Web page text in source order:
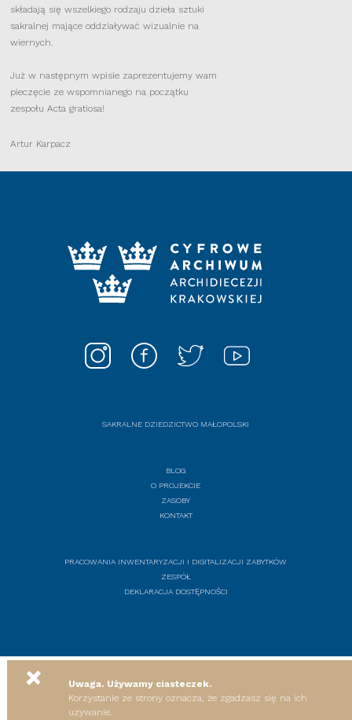
składają się wszelkiego rodzaju dzieła sztuki
sakralnej mające oddziaływać wizualnie na
wiernych.
Już w następnym wpisie zaprezentujemy wam
pieczęcie ze wspomnianego na początku
zespołu Acta gratiosa!
Artur Karpacz
SAKRALNE DZIEDZICTWO MAŁOPOLSKI
BLOG
O PROJEKCIE
ZASOBY
KONTAKT
PRACOWANIA INWENTARYZACJI I DIGITALIZACJI ZABYTKÓW
ZESPÓŁ
DEKLARACJA DOSTĘPNOŚCI
+
Uwaga. Używamy ciasteczek.
Korzystanie ze strony oznacza, że zgadzasz się na ich
uzywanie.